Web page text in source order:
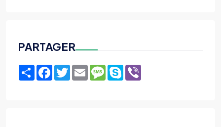
PARTAGER
ShareFacebook
TwitterEmailMessage
Skype